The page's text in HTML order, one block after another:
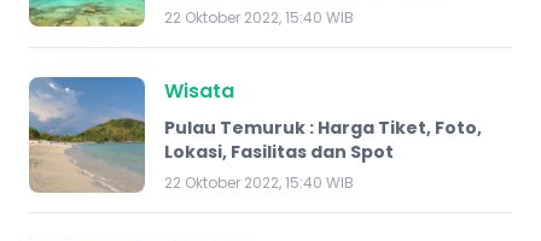
22 Oktober 2022, 15:40 WIB
Wisata
Pulau Temuruk : Harga Tiket, Foto,
Lokasi, Fasilitas dan Spot
22 Oktober 2022, 15:40 WIB